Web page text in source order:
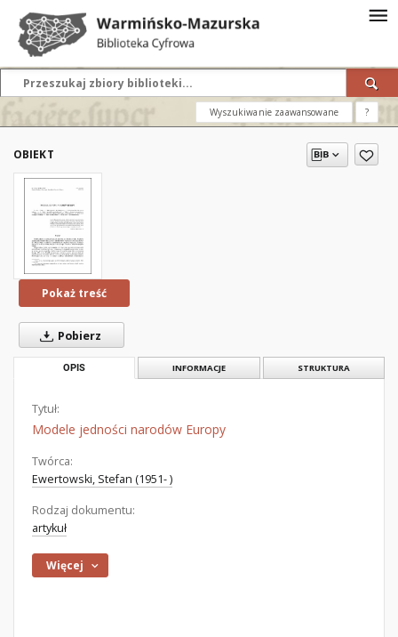
Wyszukiwanie zaawansowane ?
OBIEKT
Pokaż treść
Pobierz
OPIS INFORMACJE STRUKTURA
Tytuł:
Modele jedności narodów Europy
Twórca:
Ewertowski, Stefan (1951- )
Rodzaj dokumentu:
artykuł
Więcej